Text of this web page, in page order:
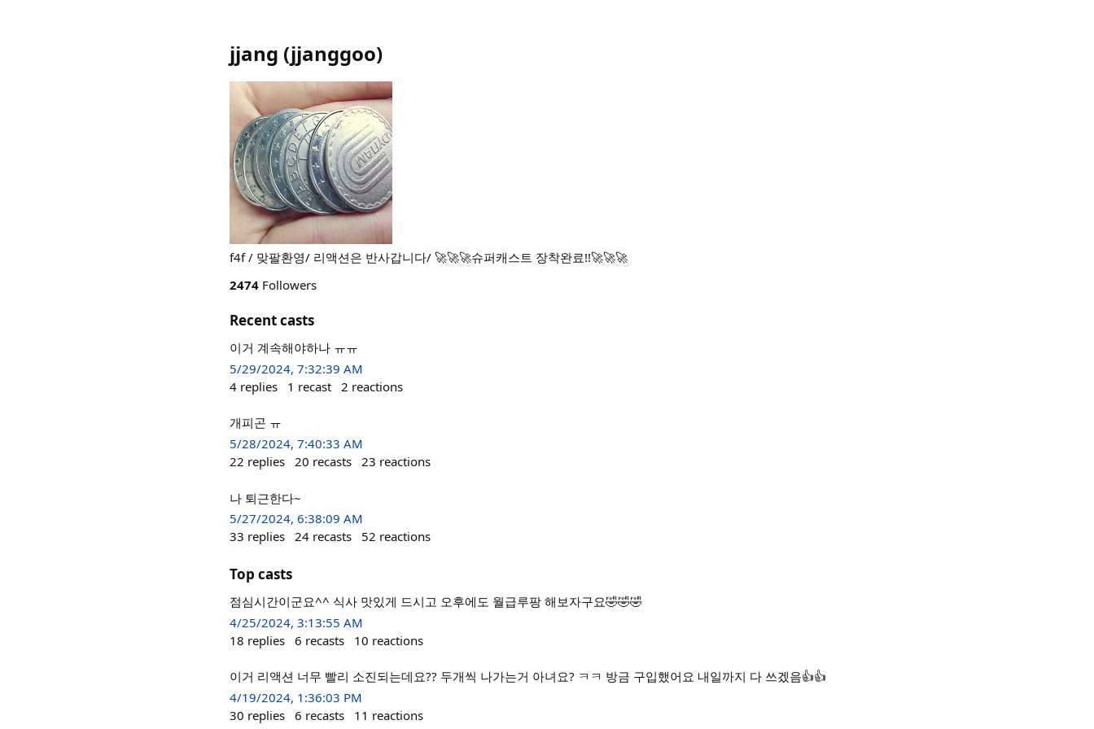
jjang (jjanggoo)
f4f / 맞팔환영/ 리액션은 반사갑니다/ 🚀🚀🚀슈퍼캐스트 장착완료!!🚀🚀🚀
2474 Followers
Recent casts
이거 계속해야하나 ㅠㅠ
5/29/2024, 7:32:39 AM
4 replies 1 recast 2 reactions
개피곤 ㅠ
5/28/2024, 7:40:33 AM
22 replies 20 recasts 23 reactions
나 퇴근한다~
5/27/2024, 6:38:09 AM
33 replies 24 recasts 52 reactions
Top casts
점심시간이군요^^ 식사 맛있게 드시고 오후에도 월급루팡 해보자구요🤣🤣🤣
4/25/2024, 3:13:55 AM
18 replies 6 recasts 10 reactions
이거 리액션 너무 빨리 소진되는데요?? 두개씩 나가는거 아녀요? ㅋㅋ 방금 구입했어요 내일까지 다 쓰겠음👍👍
4/19/2024, 1:36:03 PM
30 replies 6 recasts 11 reactions